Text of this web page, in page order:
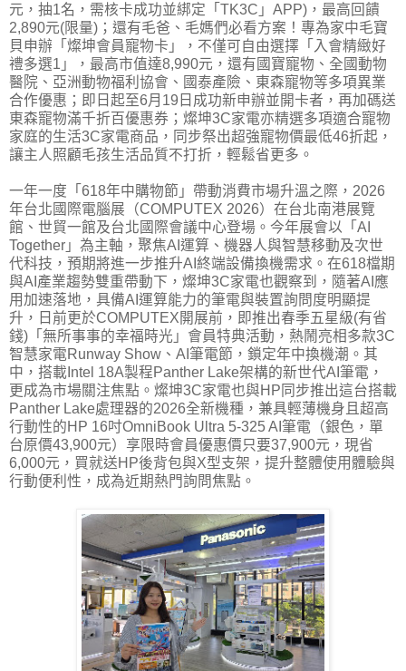
元，抽1名，需核卡成功並綁定「TK3C」APP)，最高回饋
2,890元(限量)；還有毛爸、毛媽們必看方案！專為家中毛寶
貝申辦「燦坤會員寵物卡」，不僅可自由選擇「入會精緻好
禮多選1」，最高市值達8,990元，還有國寶寵物、全國動物
醫院、亞洲動物福利協會、國泰產險、東森寵物等多項異業
合作優惠；即日起至6月19日成功新申辦並開卡者，再加碼送
東森寵物滿千折百優惠券；燦坤3C家電亦精選多項適合寵物
家庭的生活3C家電商品，同步祭出超強寵物價最低46折起，
讓主人照顧毛孩生活品質不打折，輕鬆省更多。
一年一度「618年中購物節」帶動消費市場升溫之際，2026
年台北國際電腦展（COMPUTEX 2026）在台北南港展覽
館、世貿一館及台北國際會議中心登場。今年展會以「AI
Together」為主軸，聚焦AI運算、機器人與智慧移動及次世
代科技，預期將進一步推升AI終端設備換機需求。在618檔期
與AI產業趨勢雙重帶動下，燦坤3C家電也觀察到，隨著AI應
用加速落地，具備AI運算能力的筆電與裝置詢問度明顯提
升，日前更於COMPUTEX開展前，即推出春季五星級(有省
錢)「無所事事的幸福時光」會員特典活動，熱鬧亮相多款3C
智慧家電Runway Show、AI筆電節，鎖定年中換機潮。其
中，搭載Intel 18A製程Panther Lake架構的新世代AI筆電，
更成為市場關注焦點。燦坤3C家電也與HP同步推出這台搭載
Panther Lake處理器的2026全新機種，兼具輕薄機身且超高
行動性的HP 16吋OmniBook Ultra 5-325 AI筆電（銀色，單
台原價43,900元）享限時會員優惠價只要37,900元，現省
6,000元，買就送HP後背包與X型支架，提升整體使用體驗與
行動便利性，成為近期熱門詢問焦點。